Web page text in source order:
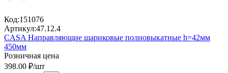
Код:151076
Артикул:47.12.4
CASA Направляющие шариковые полновыкатные h=42мм
450мм
Розничная цена
398.00 ₽/шт